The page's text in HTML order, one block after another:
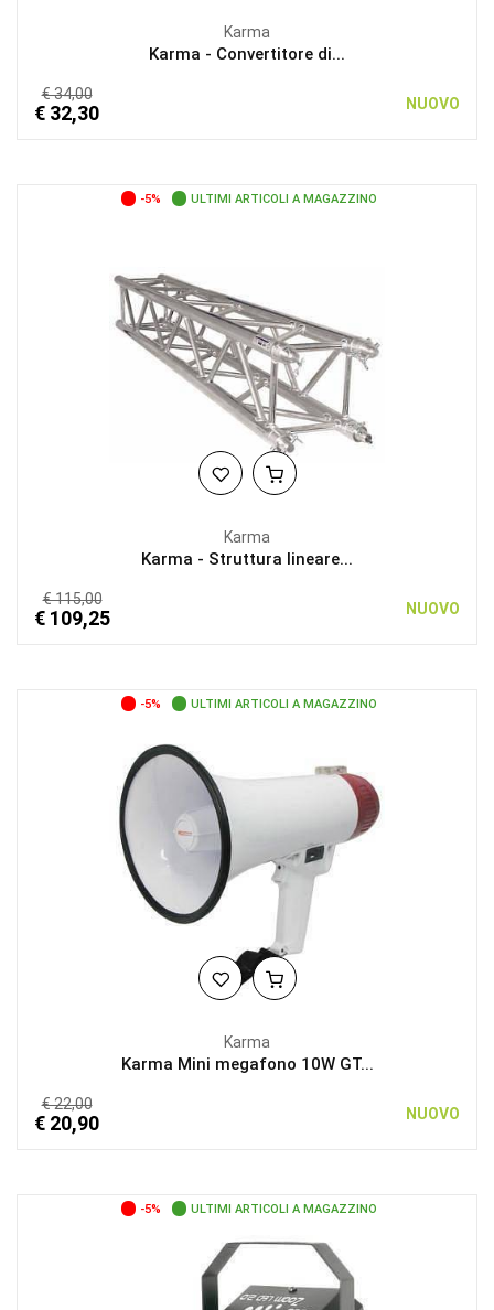
Karma
Karma - Convertitore di...
€ 34,00
€ 32,30 NUOVO
-5% ULTIMI ARTICOLI A MAGAZZINO
Karma
Karma - Struttura lineare...
€ 115,00
€ 109,25 NUOVO
-5% ULTIMI ARTICOLI A MAGAZZINO
Karma
Karma Mini megafono 10W GT...
€ 22,00
€ 20,90 NUOVO
-5% ULTIMI ARTICOLI A MAGAZZINO